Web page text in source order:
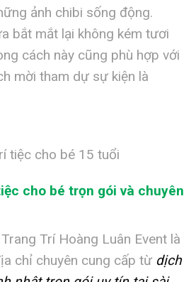
ảnh chibi sống động.
bắt mắt lại không kém tươi
cách này cũng phù hợp với
mời tham dự sự kiện là
tiệc cho bé 15 tuổi
cho bé trọn gói và chuyên
Trí Hoàng Luân Event là
chỉ chuyên cung cấp từ dịch